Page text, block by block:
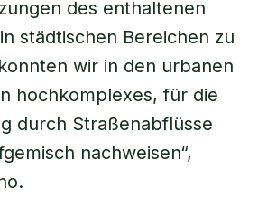
des enthaltenen
städtischen Bereichen zu
wir in den urbanen
hochkomplexes, für die
durch Straßenabflüsse
nachweisen“,